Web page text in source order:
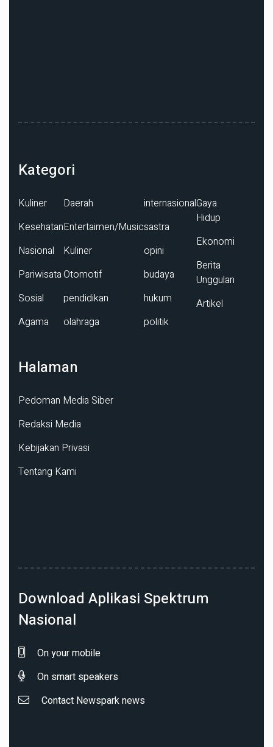
Kategori
Kuliner
Kesehatan
Nasional
Pariwisata
Sosial
Agama
Daerah
Entertaimen/Music
Kuliner
Otomotif
pendidikan
olahraga
internasional
sastra
opini
budaya
hukum
politik
Gaya
Hidup
Ekonomi
Berita
Unggulan
Artikel
Halaman
Pedoman Media Siber
Redaksi Media
Kebijakan Privasi
Tentang Kami
Download Aplikasi Spektrum
Nasional
On your mobile
On smart speakers
Contact Newspark news